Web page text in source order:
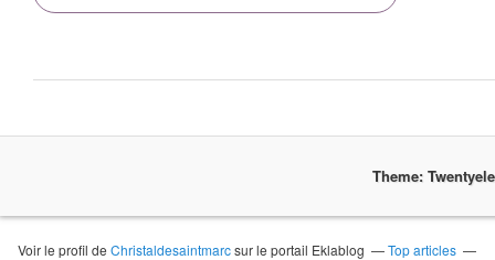
Theme:
Voir le profil deChristaldesaintmarcsur le portail Eklablog
Top articles